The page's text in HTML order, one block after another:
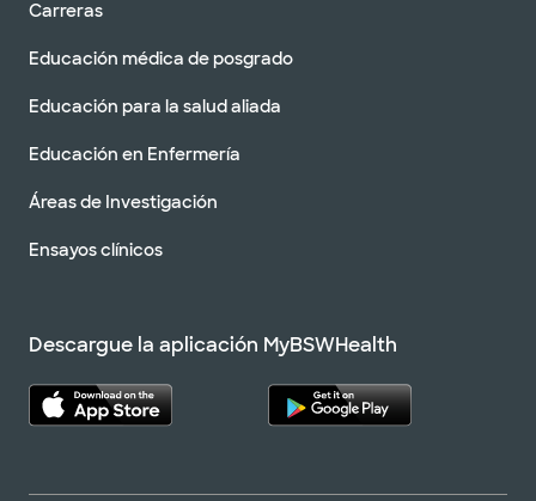
Carreras
Educación médica de posgrado
Educación para la salud aliada
Educación en Enfermería
Áreas de Investigación
Ensayos clínicos
Descargue la aplicación MyBSWHealth